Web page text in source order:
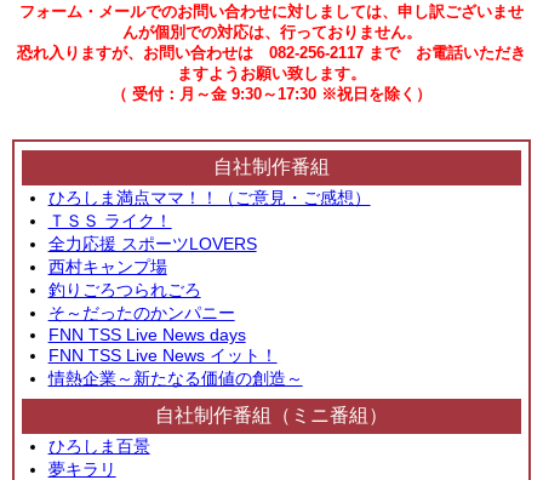
フォーム・メールでのお問い合わせに対しましては、申し訳ございませ
んが個別での対応は、行っておりません。
恐れ入りますが、お問い合わせは 082-256-2117 まで お電話いただき
ますようお願い致します。
（ 受付：月～金 9:30～17:30 ※祝日を除く）
自社制作番組
ひろしま満点ママ！！（ご意見・ご感想）
ＴＳＳ ライク！
全力応援 スポーツLOVERS
西村キャンプ場
釣りごろつられごろ
そ～だったのかンパニー
FNN TSS Live News days
FNN TSS Live News イット！
情熱企業～新たなる価値の創造～
自社制作番組（ミニ番組）
ひろしま百景
夢キラリ